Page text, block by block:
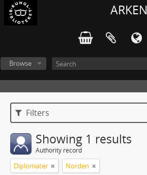
ARKEN
Browse
Filters
Showing 1 results
Authority record
Diplomater Norden